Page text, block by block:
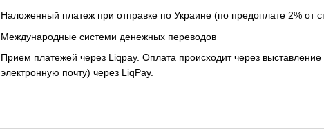
Наложенный платеж при отправке по Украине (по предоплате 2% от
Международные системи денежных переводов
Прием платежей через Liqpay. Оплата происходит через
электронную почту) через LiqPay.